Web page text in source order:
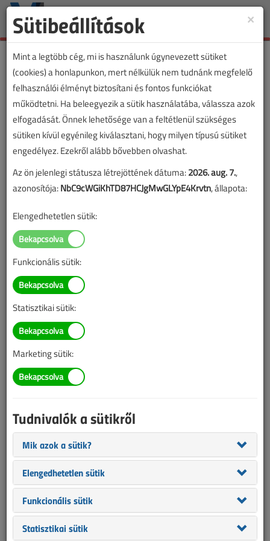
Toggle
Lapszám:
Biztonságtechnika
Elektromos zárak és
mágnesek
×
Sütibeállítások
Mint a legtöbb cég, mi is használunk úgynevezett sütiket
(cookies) a honlapunkon, mert nélkülük nem tudnánk megfelelő
felhasználói élményt biztosítani és fontos funkciókat
működtetni. Ha beleegyezik a sütik használatába, válassza azok
elfogadását. Önnek lehetősége van a feltétlenül szükséges
sütiken kívül egyénileg kiválasztani, hogy milyen típusú sütiket
engedélyez. Ezekről alább bővebben olvashat.
Az ön jelenlegi státusza létrejöttének dátuma:2026. aug. 7.,
azonosítója:NbC9cWGiKhTD87HCJgMwGLYpE4Krvtn, állapota:
Elengedhetetlen sütik:
Funkcionális sütik:
Statisztikai sütik:
Marketing sütik:
Tudnivalók a sütikről
Mik azok a sütik?
Elengedhetetlen sütik
Funkcionális sütik
Statisztikai sütik